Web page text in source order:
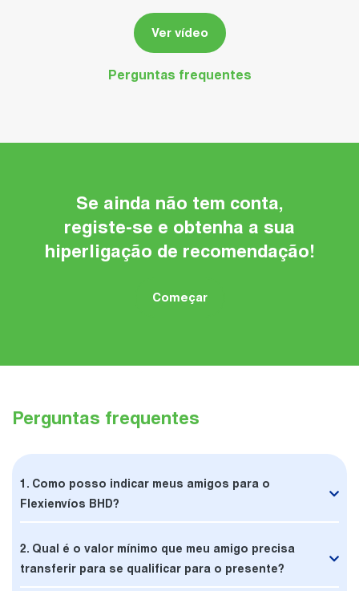
Ver vídeo
Perguntas frequentes
Se ainda não tem conta,
registe-se e obtenha a sua
hiperligação de recomendação!
Começar
Perguntas frequentes
1. Como posso indicar meus amigos para o
Flexienvíos BHD?
2. Qual é o valor mínimo que meu amigo precisa
transferir para se qualificar para o presente?